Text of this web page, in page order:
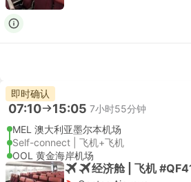
即时确认
07:10 15:05 7小时55分钟
MEL 澳大利亚墨尔本机场
Self-connect | 飞机+飞机
OOL 黄金海岸机场
经济舱 | 飞机